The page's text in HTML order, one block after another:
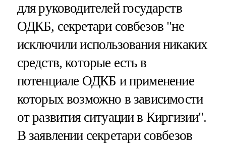
для руководителей государств
ОДКБ, секретари совбезов "не
исключили использования никаких
средств, которые есть в
потенциале ОДКБ и применение
которых возможно в зависимости
от развития ситуации в Киргизии".
В заявлении секретари совбезов